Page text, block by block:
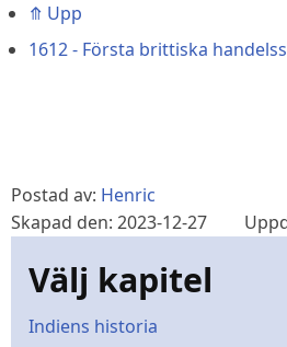
⤊ Upp
1612 - Första brittiska
Postad av: Henric
Skapad den: 2023-12-27
Välj kapitel
Indiens historia